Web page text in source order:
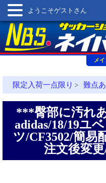
メ
ようこそゲストさん
限定入荷一点限り > 難点
***臀部に汚れ
adidas/18/19ユ
ツ/CF3502/簡易
注文後変